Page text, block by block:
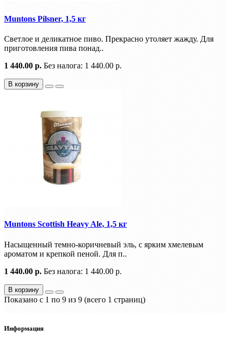
Muntons Pilsner, 1,5 кг
Светлое и деликатное пиво. Прекрасно утоляет жажду. Для
приготовления пива понад..
1 440.00 р. Без налога: 1 440.00 р.
В корзину
Muntons Scottish Heavy Ale, 1,5 кг
Насыщенный темно-коричневый эль, с ярким хмелевым
ароматом и крепкой пеной. Для п..
1 440.00 р. Без налога: 1 440.00 р.
В корзину
Показано с 1 по 9 из 9 (всего 1 страниц)
Информация